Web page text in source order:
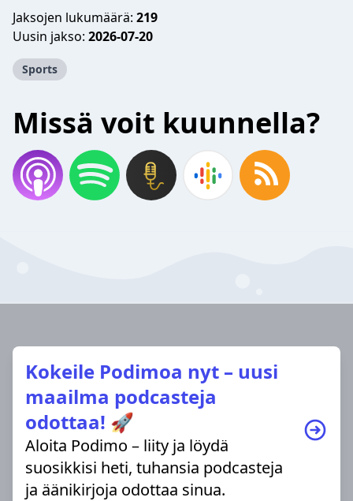
Jaksojen lukumäärä: 219
Uusin jakso: 2026-07-20
Sports
Missä voit kuunnella?
Kokeile Podimoa nyt – uusi
maailma podcasteja
odottaa! 🚀
Aloita Podimo – liity ja löydä
suosikkisi heti, tuhansia podcasteja
ja äänikirjoja odottaa sinua.